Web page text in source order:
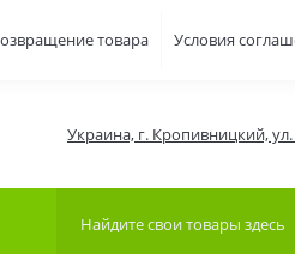
товара Условия
Украина, г. Кропивницкий,